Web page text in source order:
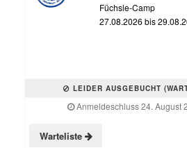
Füchsle-Camp
27.08.2026 bis
LEIDER AUSGEBUCHT
Anmeldeschluss 24. August
Warteliste